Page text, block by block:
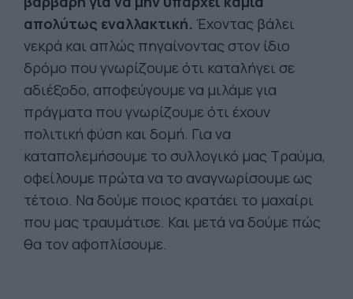
απολύτως εναλλακτική. Έχοντας βάλει
νεκρά και απλώς πηγαίνοντας στον ίδιο
δρόμο που γνωρίζουμε ότι καταλήγει σε
αδιέξοδο, αποφεύγουμε να μιλάμε για
πράγματα που γνωρίζουμε ότι έχουν
πολιτική φύση και δομή. Για να
καταπολεμήσουμε το συλλογικό μας Τραύμα,
οφείλουμε πρώτα να το αναγνωρίσουμε ως
τέτοιο. Να δούμε ποιος κρατάει το μαχαίρι
που μας τραυμάτισε. Και μετά να δούμε πώς
θα τον αφοπλίσουμε.